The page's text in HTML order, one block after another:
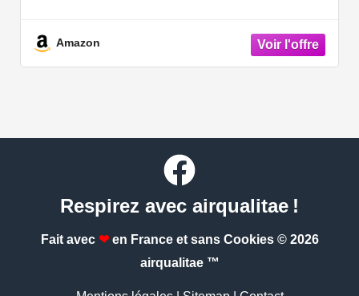
Amazon
Respirez avec airqualitae !
Fait avec ❤en France et sans Cookies © 2026
airqualitae ™